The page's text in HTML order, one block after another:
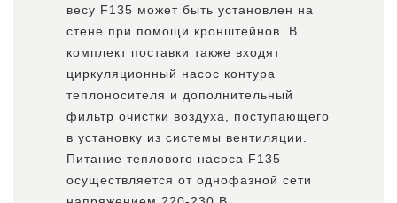
весу F135 может быть установлен на
стене при помощи кронштейнов. В
комплект поставки также входят
циркуляционный насос контура
теплоносителя и дополнительный
фильтр очистки воздуха, поступающего
в установку из системы вентиляции.
Питание теплового насоса F135
осуществляется от однофазной сети